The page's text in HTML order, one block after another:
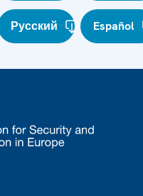
Русский Español